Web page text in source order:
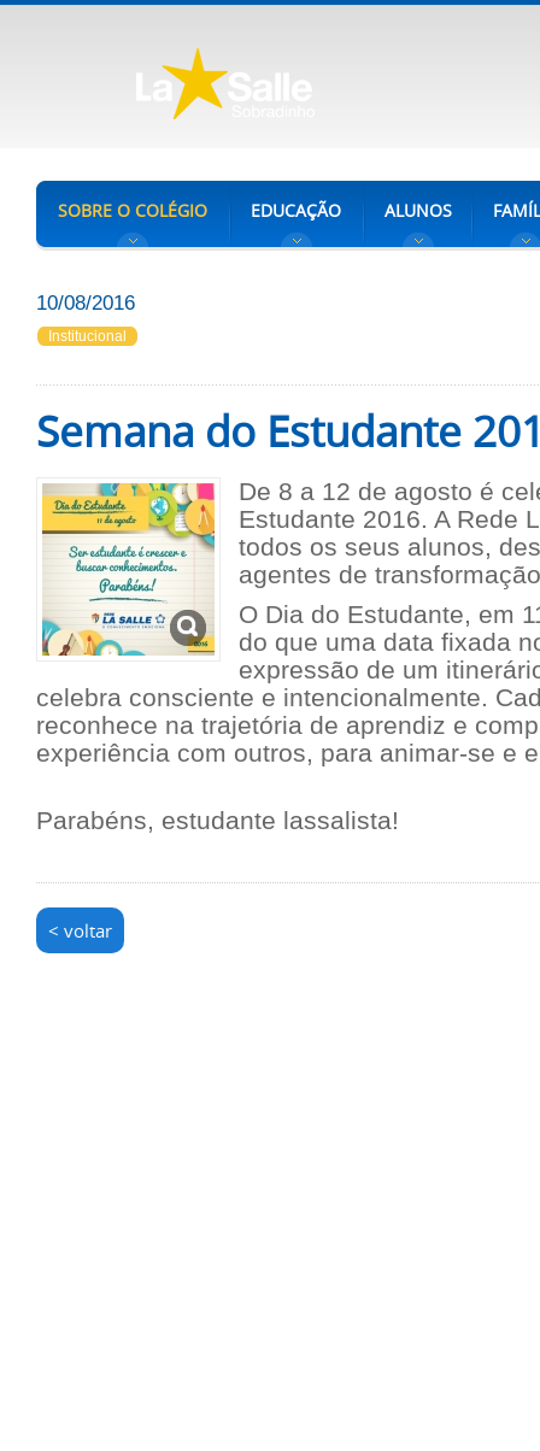
SOBRE O COLÉGIO EDUCAÇÃO ALUNOS
10/08/2016
Institucional
Semana do Estudante
De 8 a 12 de agosto é
Estudante 2016. A Rede
todos os seus alunos,
agentes de
O Dia do Estudante, em
do que uma data fixada
expressão de um
celebra consciente e intencionalmente.
reconhece na trajetória de aprendiz e
experiência com outros, para animar-se e
Parabéns, estudante lassalista!
< voltar